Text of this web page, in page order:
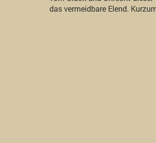
das vermeidbare Elend.